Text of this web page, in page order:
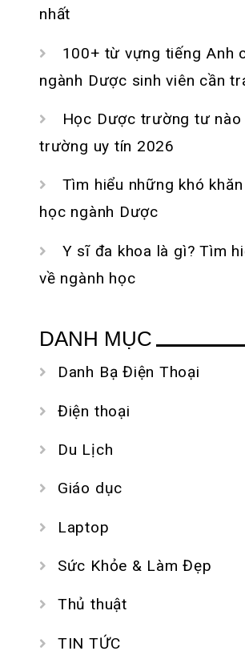
nhất
100+ từ vựng tiếng Anh
ngành Dược sinh viên cần
Học Dược trường tư nào
trường uy tín 2026
Tìm hiểu những khó
học ngành Dược
Y sĩ đa khoa là gì? Tìm
về ngành học
DANH MỤC
Danh Bạ Điện Thoại
Điện thoại
Du Lịch
Giáo dục
Laptop
Sức Khỏe & Làm Đẹp
Thủ thuật
TIN TỨC